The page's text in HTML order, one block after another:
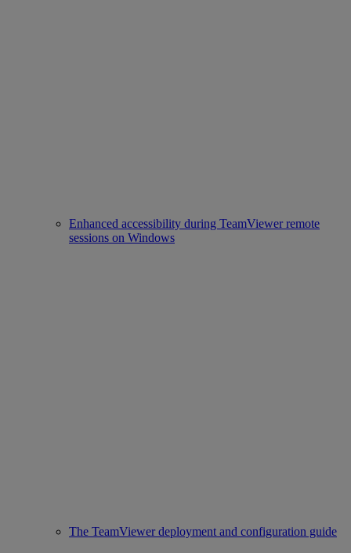
Enhanced accessibility during TeamViewer remote
sessions on Windows
The TeamViewer deployment and configuration guide